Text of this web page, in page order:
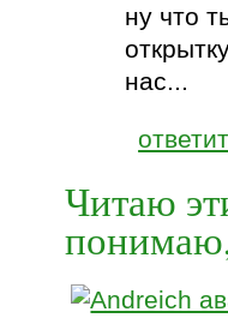
ну что
нас...
Читаю